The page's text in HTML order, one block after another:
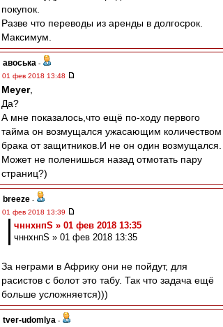
покупок.
Разве что переводы из аренды в долгосрок.
Максимум.
авоська -
01 фев 2018 13:48
Meyer,
Да?
А мне показалось,что ещё по-ходу первого
тайма он возмущался ужасающим количеством
брака от защитников.И не он один возмущался.
Может не поленишься назад отмотать пару
страниц?)
breeze -
01 фев 2018 13:39
чннхнпS » 01 фев 2018 13:35
чннхнпS » 01 фев 2018 13:35
За неграми в Африку они не пойдут, для
расистов с болот это табу. Так что задача ещё
больше усложняется)))
tver-udomlya -